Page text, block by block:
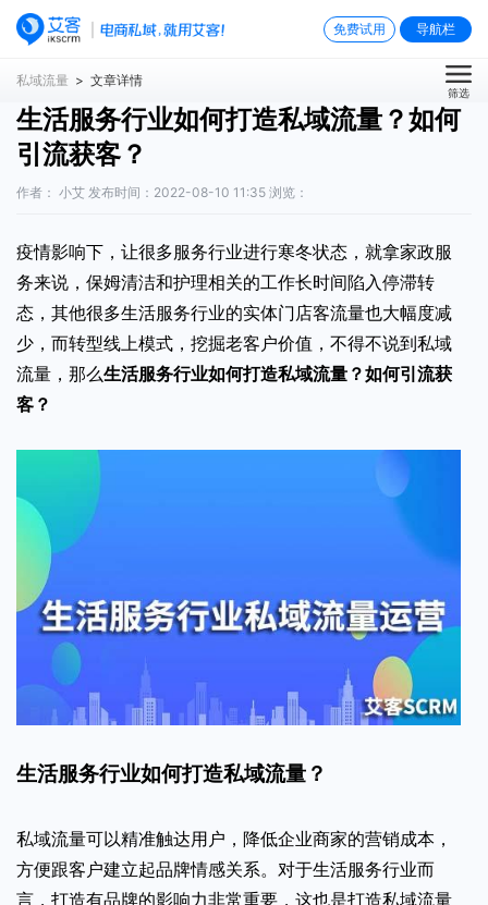
免费试用 导航栏
私域流量 > 文章详情
筛选
生活服务行业如何打造私域流量？如何
引流获客？
作者： 小艾 发布时间：2022-08-10 11:35 浏览：
疫情影响下，让很多服务行业进行寒冬状态，就拿家政服
务来说，保姆清洁和护理相关的工作长时间陷入停滞转
态，其他很多生活服务行业的实体门店客流量也大幅度减
少，而转型线上模式，挖掘老客户价值，不得不说到私域
流量，那么生活服务行业如何打造私域流量 ？如何引流获
客？
生活服务行业如何打造私域流量？
私域流量可以精准触达用户，降低企业商家的营销成本，
方便跟客户建立起品牌情感关系。对于生活服务行业而
言，打造有品牌的影响力非常重要，这也是打造私域流量